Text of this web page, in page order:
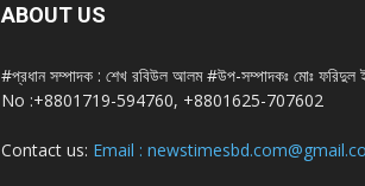
ABOUT US
#প্রধান সম্পাদক : শেখ রবিউল আলম #উপ-সম্পাদকঃ মোঃ
No :+8801719-594760, +8801625-707602
Contact us: Email :